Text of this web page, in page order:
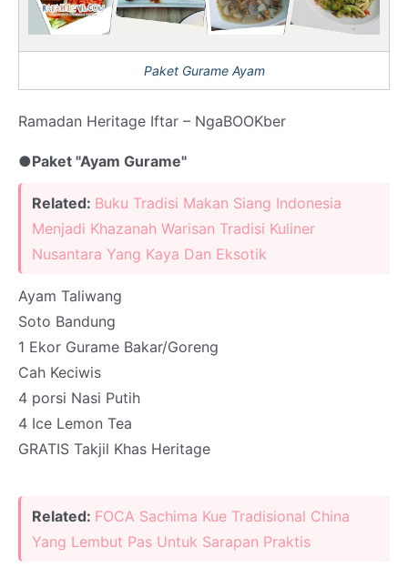
Paket Gurame Ayam
Ramadan Heritage Iftar – NgaBOOKber
●Paket "Ayam Gurame"
Related: Buku Tradisi Makan Siang Indonesia
Menjadi Khazanah Warisan Tradisi Kuliner
Nusantara Yang Kaya Dan Eksotik
Ayam Taliwang
Soto Bandung
1 Ekor Gurame Bakar/Goreng
Cah Keciwis
4 porsi Nasi Putih
4 Ice Lemon Tea
GRATIS Takjil Khas Heritage
Related: FOCA Sachima Kue Tradisional China
Yang Lembut Pas Untuk Sarapan Praktis